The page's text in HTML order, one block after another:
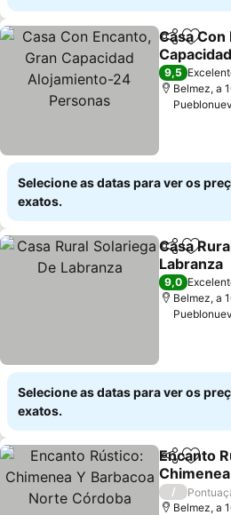
Partilhar
Casa Con
24
9,5
Belmez, a
Selecione as datas para ver os
exatos.
Partilhar
Casa
Labranza
9,0
Belmez, a
Selecione as datas para ver os
exatos.
Partilhar
Encanto
Norte
/
Belmez, a